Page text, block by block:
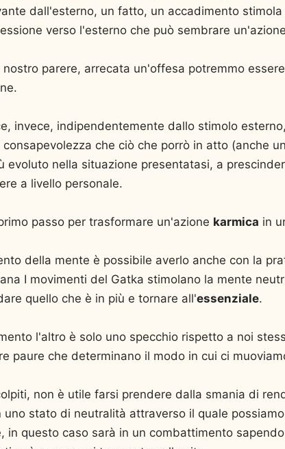
dall'esterno, un fatto, un accadimento
verso l'esterno che può sembrare
nostro parere, arrecata un'offesa potremmo
invece, indipendentemente dallo stimolo
che ciò che porrò in atto (anche
evoluto nella situazione presentatasi, a
a livello personale.
passo per trasformare un'azione karmica in
della mente è possibile averlo anche con la
I movimenti del Gatka stimolano la mente
quello che è in più e tornare all'essenziale.
l'altro è solo uno specchio rispetto a noi
paure che determinano il modo in cui ci
non è utile farsi prendere dalla smania di
uno stato di neutralità attraverso il quale
in questo caso sarà in un combattimento